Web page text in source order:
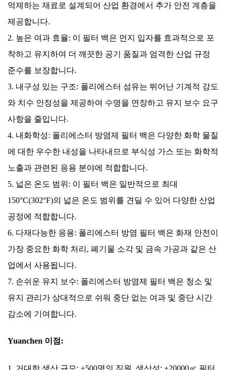
억제하는 재료로 설계되어 산업 환경에서 추가 안전 계층을
제공합니다.
2. 높은 여과 효율: 이 필터 백은 먼지 입자를 효과적으로 포
착하고 유지하여 더 깨끗한 공기 품질과 엄격한 산업 규정
준수를 보장합니다.
3. 내구성 있는 구조: 폴리에스터 섬유는 뛰어난 기계적 강도
와 치수 안정성을 제공하여 수명을 연장하고 유지 보수 요구
사항을 줄입니다.
4. 내화학성: 폴리에스터 방염제 필터 백은 다양한 화학 물질
에 대한 우수한 내성을 나타내므로 부식성 가스 또는 화학적
노출과 관련된 응용 분야에 적합합니다.
5. 넓은 온도 범위: 이 필터 백은 일반적으로 최대
150°C(302°F)의 넓은 온도 범위를 견딜 수 있어 다양한 산업
공정에 적합합니다.
6. 다재다능한 응용: 폴리에스터 방염 필터 백은 화재 안전이
가장 중요한 화학 처리, 폐기물 소각 및 금속 가공과 같은 산
업에서 사용됩니다.
7. 손쉬운 유지 보수: 폴리에스터 방염제 필터 백은 청소 및
유지 관리가 상대적으로 쉬워 중단 없는 여과 및 중단 시간
감소에 기여합니다.
Yuanchen 이점:
1. 거대한 생산 규모: +500명의 직원, 생산성: +20000㎡ 필터